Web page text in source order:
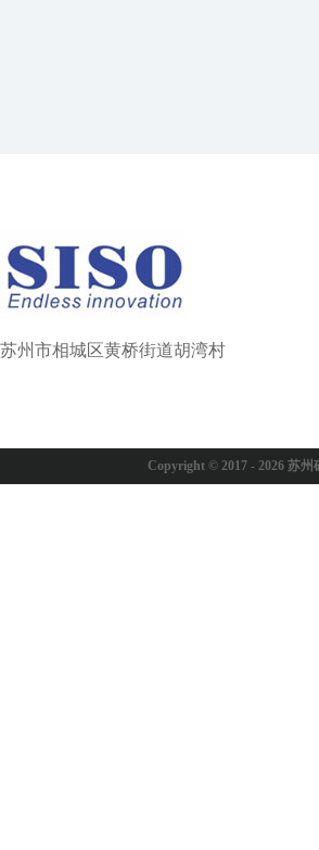
苏州市相城区黄桥街道胡湾村
Copyright © 2017 -2026苏州